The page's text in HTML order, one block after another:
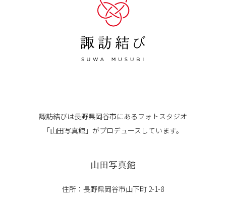
諏訪結びは長野県岡谷市にある フォトスタジオ
「山田写真館」がプロデュースしています。
山田写真館
住所：長野県岡谷市山下町 2-1-8